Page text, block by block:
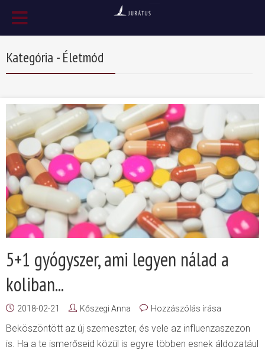
Kategória - Életmód
5+1 gyógyszer, ami legyen nálad a
koliban...
2018-02-21 Kőszegi Anna Hozzászólás írása
Beköszöntött az új szemeszter, és vele az influenzaszezon
is. Ha a te ismerőseid közül is egyre többen esnek áldozatául